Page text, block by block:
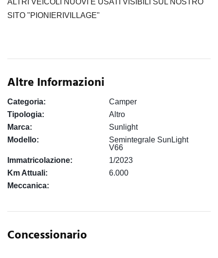
ALTRI VEICOLI NUOVI E USATI VISIBILI SUL NOSTRO
SITO "PIONIERIVILLAGE"
Altre Informazioni
Categoria:
Camper
Tipologia:
Altro
Marca:
Sunlight
Modello:
Semintegrale SunLight
V66
Immatricolazione:
1/2023
Km Attuali:
6.000
Meccanica:
Concessionario